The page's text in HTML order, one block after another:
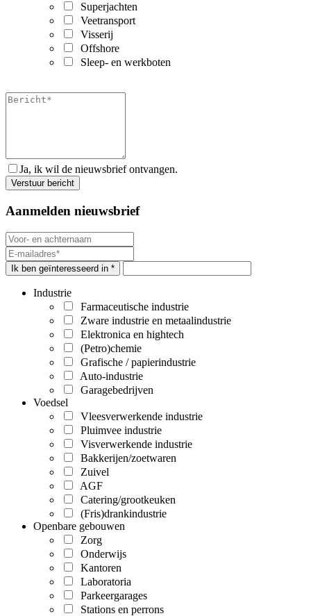
Superjachten
Veetransport
Visserij
Offshore
Sleep- en werkboten
Ja, ik wil de nieuwsbrief ontvangen.
Aanmelden nieuwsbrief
Ik ben geïnteresseerd in *
Industrie
Farmaceutische industrie
Zware industrie en metaalindustrie
Elektronica en hightech
(Petro)chemie
Grafische / papierindustrie
Auto-industrie
Garagebedrijven
Voedsel
Vleesverwerkende industrie
Pluimvee industrie
Visverwerkende industrie
Bakkerijen/zoetwaren
Zuivel
AGF
Catering/grootkeuken
(Fris)drankindustrie
Openbare gebouwen
Zorg
Onderwijs
Kantoren
Laboratoria
Parkeergarages
Stations en perrons